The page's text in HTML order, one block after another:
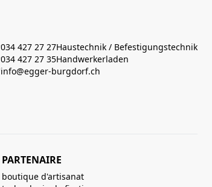
034 427 27 27Haustechnik / Befestigungstechnik
034 427 27 35Handwerkerladen
info@egger-burgdorf.ch
PARTENAIRE
boutique d'artisanat